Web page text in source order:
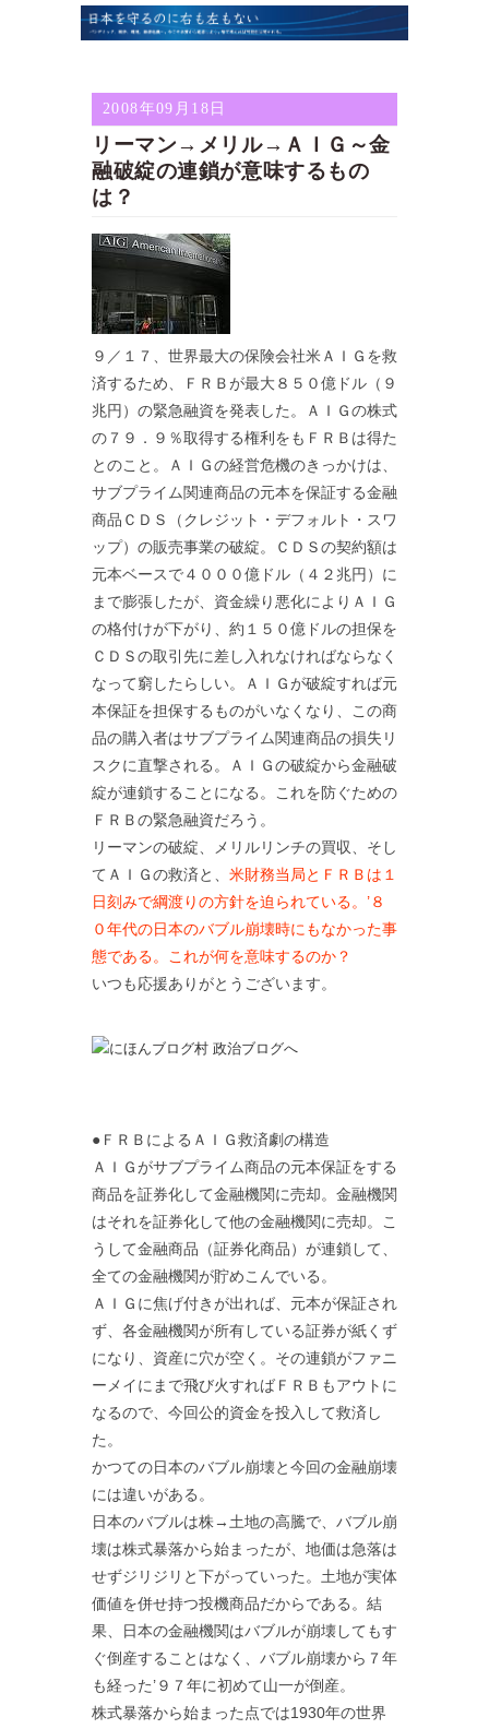
2008年09月18日
リーマン→メリル→ＡＩＧ～金
融破綻の連鎖が意味するもの
は？
９／１７、世界最大の保険会社米ＡＩＧを救
済するため、ＦＲＢが最大８５０億ドル（９
兆円）の緊急融資を発表した。ＡＩＧの株式
の７９．９％取得する権利をもＦＲＢは得た
とのこと。ＡＩＧの経営危機のきっかけは、
サブプライム関連商品の元本を保証する金融
商品ＣＤＳ（クレジット・デフォルト・スワ
ップ）の販売事業の破綻。ＣＤＳの契約額は
元本ベースで４０００億ドル（４２兆円）に
まで膨張したが、資金繰り悪化によりＡＩＧ
の格付けが下がり、約１５０億ドルの担保を
ＣＤＳの取引先に差し入れなければならなく
なって窮したらしい。ＡＩＧが破綻すれば元
本保証を担保するものがいなくなり、この商
品の購入者はサブプライム関連商品の損失リ
スクに直撃される。ＡＩＧの破綻から金融破
綻が連鎖することになる。これを防ぐための
ＦＲＢの緊急融資だろう。
リーマンの破綻、メリルリンチの買収、そし
てＡＩＧの救済と、 米財務当局とＦＲＢは１
日刻みで綱渡りの方針を迫られている。’８
０年代の日本のバブル崩壊時にもなかった事
態である。これが何を意味するのか？
いつも応援ありがとうございます。
●ＦＲＢによるＡＩＧ救済劇の構造
ＡＩＧがサブプライム商品の元本保証をする
商品を証券化して金融機関に売却。金融機関
はそれを証券化して他の金融機関に売却。こ
うして金融商品（証券化商品）が連鎖して、
全ての金融機関が貯めこんでいる。
ＡＩＧに焦げ付きが出れば、元本が保証され
ず、各金融機関が所有している証券が紙くず
になり、資産に穴が空く。その連鎖がファニ
ーメイにまで飛び火すればＦＲＢもアウトに
なるので、今回公的資金を投入して救済し
た。
かつての日本のバブル崩壊と今回の金融崩壊
には違いがある。
日本のバブルは株→土地の高騰で、バブル崩
壊は株式暴落から始まったが、地価は急落は
せずジリジリと下がっていった。土地が実体
価値を併せ持つ投機商品だからである。結
果、日本の金融機関はバブルが崩壊してもす
ぐ倒産することはなく、バブル崩壊から７年
も経った’９７年に初めて山一が倒産。
株式暴落から始まった点では1930年の世界